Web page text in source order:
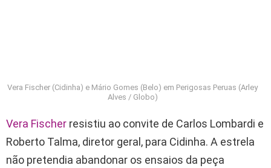
Vera Fischer (Cidinha) e Mário Gomes (Belo) em Perigosas Peruas (Arley
Alves / Globo)
Vera Fischer resistiu ao convite de Carlos Lombardi e
Roberto Talma, diretor geral, para Cidinha. A estrela
não pretendia abandonar os ensaios da peça